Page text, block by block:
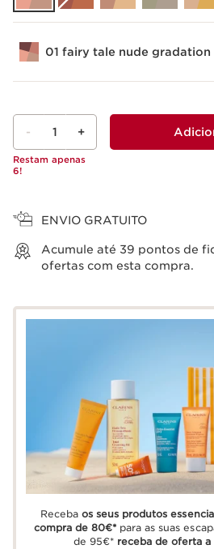
01 fairy tale nude gradation
- 1 +
Restam apenas
6!
ENVIO GRATUITO
Acumule até 39 pontos de
ofertas com esta compra.
Recebaos seus produtos
compra de 80€* para as suas
de 95€* receba de oferta a